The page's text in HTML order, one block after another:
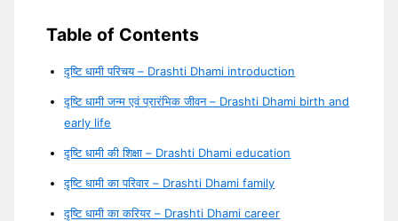
Table of Contents
दृष्टि धामी परिचय – Drashti Dhami introduction
दृष्टि धामी जन्म एवं प्रारंभिक जीवन – Drashti Dhami birth and
early life
दृष्टि धामी की शिक्षा – Drashti Dhami education
दृष्टि धामी का परिवार – Drashti Dhami family
दृष्टि धामी का करियर – Drashti Dhami career